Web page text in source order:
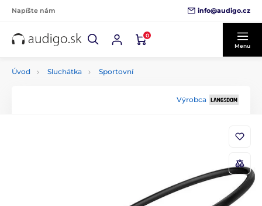
Napíšte nám info@audigo.cz
0
Menu
Úvod Sluchátka Sportovní
Výrobca